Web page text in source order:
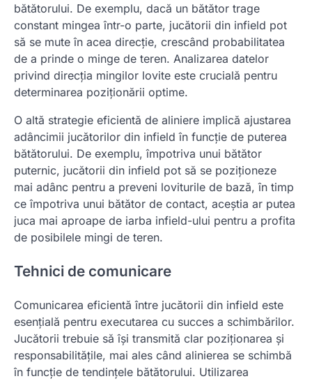
bătătorului. De exemplu, dacă un bătător trage
constant mingea într-o parte, jucătorii din infield pot
să se mute în acea direcție, crescând probabilitatea
de a prinde o minge de teren. Analizarea datelor
privind direcția mingilor lovite este crucială pentru
determinarea poziționării optime.
O altă strategie eficientă de aliniere implică ajustarea
adâncimii jucătorilor din infield în funcție de puterea
bătătorului. De exemplu, împotriva unui bătător
puternic, jucătorii din infield pot să se poziționeze
mai adânc pentru a preveni loviturile de bază, în timp
ce împotriva unui bătător de contact, aceștia ar putea
juca mai aproape de iarba infield-ului pentru a profita
de posibilele mingi de teren.
Tehnici de comunicare
Comunicarea eficientă între jucătorii din infield este
esențială pentru executarea cu succes a schimbărilor.
Jucătorii trebuie să își transmită clar poziționarea și
responsabilitățile, mai ales când alinierea se schimbă
în funcție de tendințele bătătorului. Utilizarea